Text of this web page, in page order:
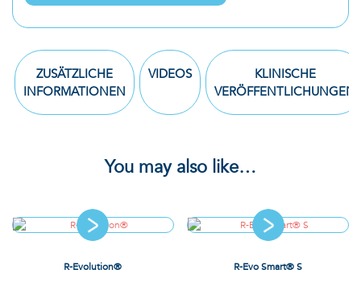
ZUSÄTZLICHE
INFORMATIONEN
VIDEOS
KLINISCHE
VERÖFFENTLICHUNGEN
You may also like…
R-Evolution® R-Evo Smart® S